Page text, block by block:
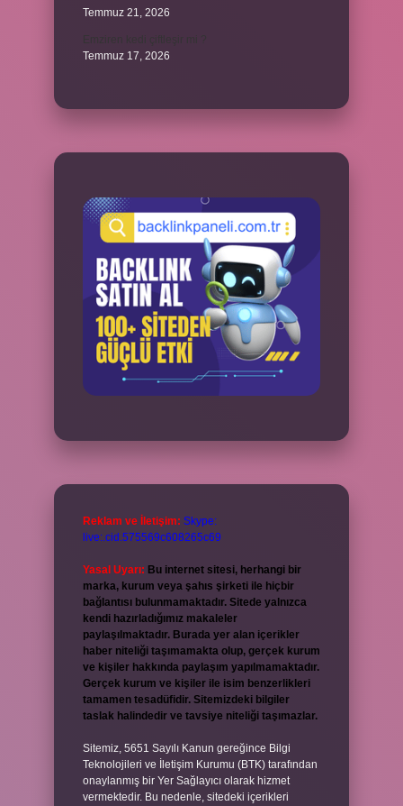
Temmuz 21, 2026
Temmuz 17, 2026
Reklam ve İletişim: Skype:
live:.cid.575569c608265c69
Yasal Uyarı: Bu internet sitesi, herhangi bir
marka, kurum veya şahıs şirketi ile hiçbir
bağlantısı bulunmamaktadır. Sitede yalnızca
kendi hazırladığımız makaleler
paylaşılmaktadır. Burada yer alan içerikler
haber niteliği taşımamakta olup, gerçek kurum
ve kişiler hakkında paylaşım yapılmamaktadır.
Gerçek kurum ve kişiler ile isim benzerlikleri
tamamen tesadüfidir. Sitemizdeki bilgiler
taslak halindedir ve tavsiye niteliği taşımazlar.
Sitemiz, 5651 Sayılı Kanun gereğince Bilgi
Teknolojileri ve İletişim Kurumu (BTK) tarafından
onaylanmış bir Yer Sağlayıcı olarak hizmet
vermektedir. Bu nedenle, sitedeki içerikleri